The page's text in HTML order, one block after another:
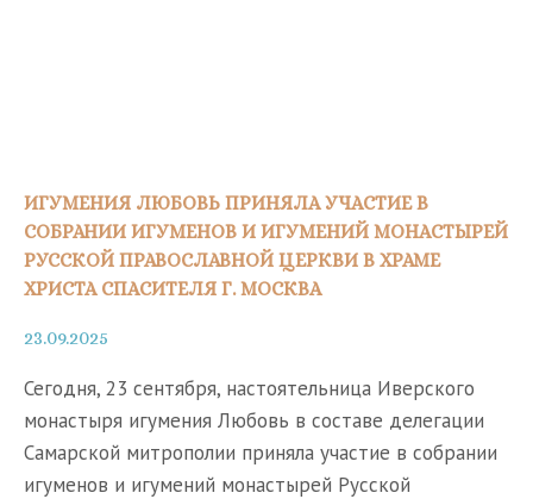
ИГУМЕНИЯ ЛЮБОВЬ ПРИНЯЛА УЧАСТИЕ В
СОБРАНИИ ИГУМЕНОВ И ИГУМЕНИЙ МОНАСТЫРЕЙ
РУССКОЙ ПРАВОСЛАВНОЙ ЦЕРКВИ В ХРАМЕ
ХРИСТА СПАСИТЕЛЯ Г. МОСКВА
23.09.2025
Сегодня, 23 сентября, настоятельница Иверского
монастыря игумения Любовь в составе делегации
Самарской митрополии приняла участие в собрании
игуменов и игумений монастырей Русской